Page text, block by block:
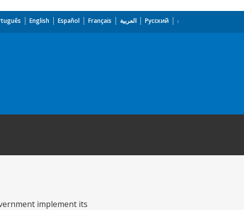
English Español Français العربية Русский
implement its